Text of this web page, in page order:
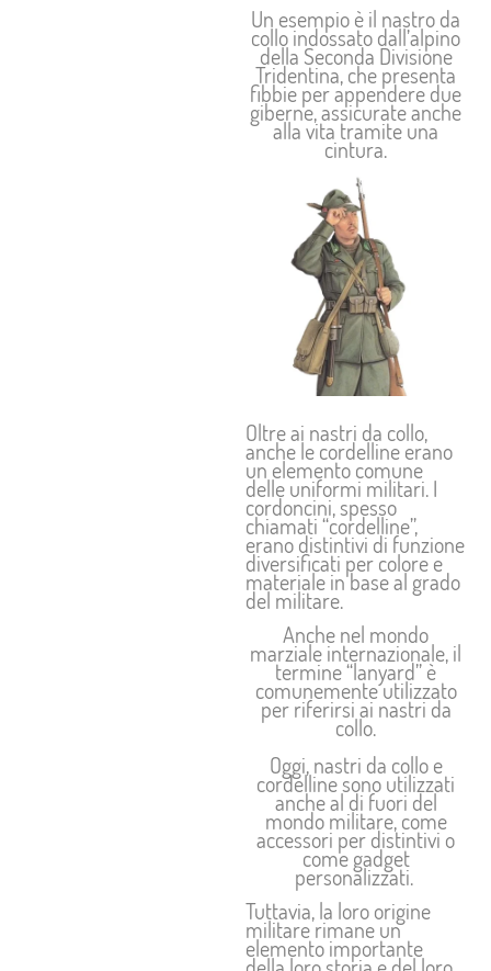
Un esempio è il nastro da
collo indossato dall’alpino
della Seconda Divisione
Tridentina, che presenta
fibbie per appendere due
giberne, assicurate anche
alla vita tramite una
cintura.
Oltre ai nastri da collo,
anche le cordelline erano
un elemento comune
delle uniformi militari. I
cordoncini, spesso
chiamati “cordelline”,
erano distintivi di funzione
diversificati per colore e
materiale in base al grado
del militare.
Anche nel mondo
marziale internazionale, il
termine “lanyard” è
comunemente utilizzato
per riferirsi ai nastri da
collo.
Oggi, nastri da collo e
cordelline sono utilizzati
anche al di fuori del
mondo militare, come
accessori per distintivi o
come gadget
personalizzati.
Tuttavia, la loro origine
militare rimane un
elemento importante